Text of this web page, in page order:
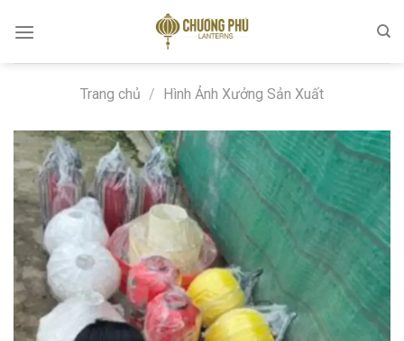
Trang chủ / Hình Ảnh Xưởng Sản Xuất